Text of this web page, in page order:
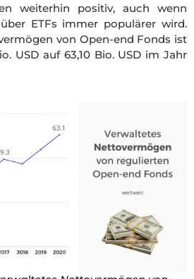
weiterhin positiv, auch wenn
ETFs immer populärer wird.
von Open-end Fonds ist
USD auf 63,10 Bio. USD im Jahr